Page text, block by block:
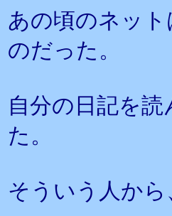
あの頃のネッ
のだった。
自分の日記を
た。
そういう人か